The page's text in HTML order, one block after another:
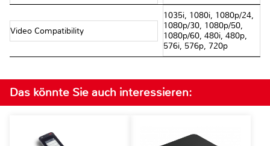
Video Compatibility
1035i, 1080i, 1080p/24,
1080p/30, 1080p/50,
1080p/60, 480i, 480p,
576i, 576p, 720p
Das könnte Sie auch interessieren: